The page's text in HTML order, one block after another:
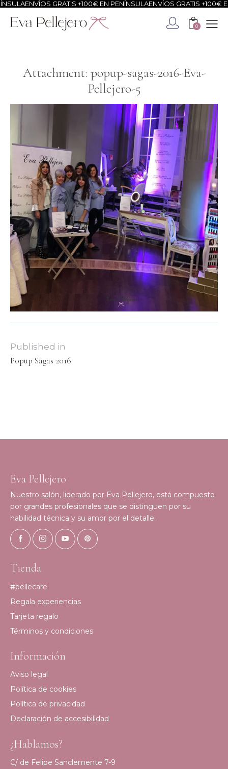
ENVÍOS GRATIS +100€ EN PENÍNSULAENVÍOS GRATIS +100€ EN
0
Attachment: popup-sagas-2016-Eva-
Pellejero-5
Published in
Popup Sagas 2016
Eva Pellejero
Nuestro salón, liderado por Eva Pellejero, está compuesto
por grandes profesionales que se distinguen por su
habilidad técnica y su amor por el detalle.
Tienda
#pellecare
Regala experiencias
Tarjeta regalo
Términos y condiciones
Información
Aviso legal
Política de cookies
Política de privacidad
Declaración de accesibilidad
¿Hablamos?
C/ de Felipe Sanclemente 7-9